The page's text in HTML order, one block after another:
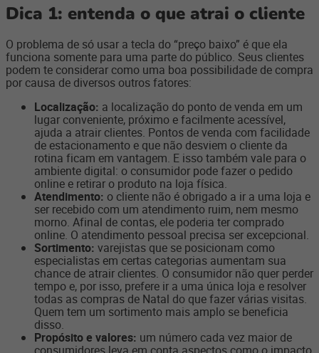
Dica 1: entenda o que atrai o cliente
O problema de só usar a tecla do “preço baixo” é que ela
funciona somente para uma parte do público. Seus clientes
podem te considerar como uma boa possibilidade de compra
por causa de diversos outros fatores:
Localização: a localização do ponto de venda em um
lugar conveniente, próximo e facilmente acessível,
ajuda a atrair clientes. Pontos de venda com facilidade
de estacionamento e que não desviem o cliente da
rotina ficam em vantagem. E isso também vale para o
ambiente digital: o consumidor pode fazer o pedido
online e retirar o produto na loja física.
Atendimento: o cliente não é obrigado a ir a uma loja e
ser recebido com um atendimento ruim, nem mesmo
morno. Afinal de contas, ele poderia ter comprado
online. O atendimento pessoal precisa ser excepcional.
Sortimento: varejistas que se posicionam como
especialistas em certas categorias aumentam sua
chance de atrair clientes. O consumidor não quer perder
tempo e, por isso, prefere ir a uma única loja e resolver
todas as compras de Natal do que fazer várias visitas.
Quem tem um sortimento mais amplo se beneficia
disso.
Propósito e valores: um número cada vez maior de